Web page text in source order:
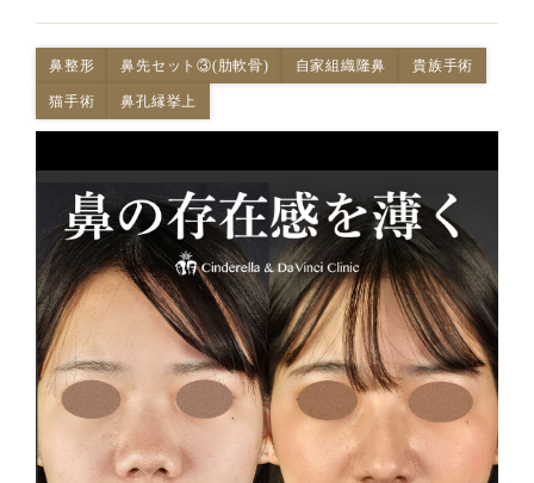
鼻整形 鼻先セット③(肋軟骨) 自家組織隆鼻 貴族手術
猫手術 鼻孔縁挙上